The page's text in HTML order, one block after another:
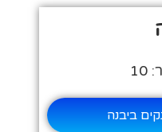
ביבנה